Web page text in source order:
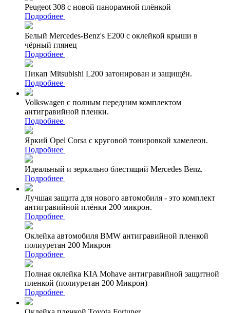
Peugeot 308 с новой панорамной плёнкой
Подробнее
Белый Mercedes-Benz's Е200 с оклейкой крыши в
чёрный глянец
Подробнее
Пикап Mitsubishi L200 затонирован и защищён.
Подробнее
Volkswagen с полным передним комплектом
антигравийной пленки.
Подробнее
Яркий Opel Corsa с круговой тонировкой хамелеон.
Подробнее
Идеальный и зеркально блестящий Mercedes Benz.
Подробнее
Лучшая защита для нового автомобиля - это комплект
антигравийной плёнки 200 микрон.
Подробнее
Оклейка автомобиля BMW антигравийной пленкой
полиуретан 200 Микрон
Подробнее
Полная оклейка KIA Mohave антигравийной защитной
пленкой (полиуретан 200 Микрон)
Подробнее